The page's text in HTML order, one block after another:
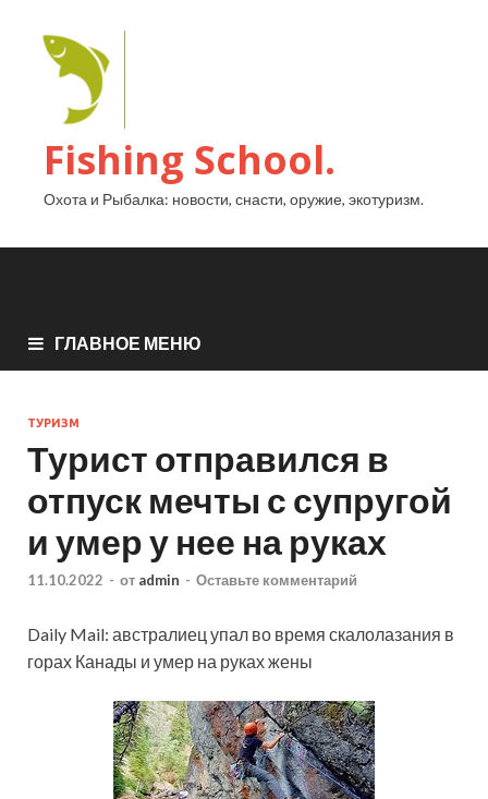
Fishing School.
Охота и Рыбалка: новости, снасти, оружие, экотуризм.
ГЛАВНОЕ МЕНЮ
ТУРИЗМ
Турист отправился в
отпуск мечты с супругой
и умер у нее на руках
11.10.2022 - от admin - Оставьте комментарий
Daily Mail: австралиец упал во время скалолазания в
горах Канады и умер на руках жены